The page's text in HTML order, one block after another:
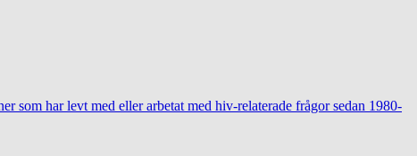
som har levt med eller arbetat med hiv-relaterade frågor sedan 1980-